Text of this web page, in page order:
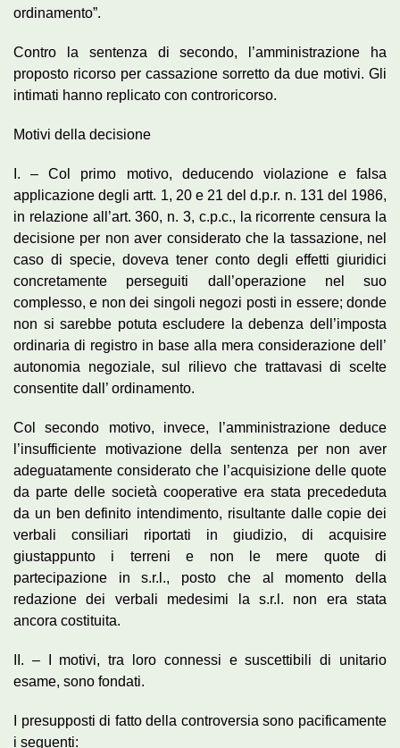
ordinamento”.
Contro la sentenza di secondo, l’amministrazione ha
proposto ricorso per cassazione sorretto da due motivi. Gli
intimati hanno replicato con controricorso.
Motivi della decisione
I. – Col primo motivo, deducendo violazione e falsa
applicazione degli artt. 1, 20 e 21 del d.p.r. n. 131 del 1986,
in relazione all’art. 360, n. 3, c.p.c., la ricorrente censura la
decisione per non aver considerato che la tassazione, nel
caso di specie, doveva tener conto degli effetti giuridici
concretamente perseguiti dall’operazione nel suo
complesso, e non dei singoli negozi posti in essere; donde
non si sarebbe potuta escludere la debenza dell’imposta
ordinaria di registro in base alla mera considerazione dell’
autonomia negoziale, sul rilievo che trattavasi di scelte
consentite dall’ ordinamento.
Col secondo motivo, invece, l’amministrazione deduce
l’insufficiente motivazione della sentenza per non aver
adeguatamente considerato che l’acquisizione delle quote
da parte delle società cooperative era stata precededuta
da un ben definito intendimento, risultante dalle copie dei
verbali consiliari riportati in giudizio, di acquisire
giustappunto i terreni e non le mere quote di
partecipazione in s.r.l., posto che al momento della
redazione dei verbali medesimi la s.r.l. non era stata
ancora costituita.
II. – I motivi, tra loro connessi e suscettibili di unitario
esame, sono fondati.
I presupposti di fatto della controversia sono pacificamente
i seguenti: